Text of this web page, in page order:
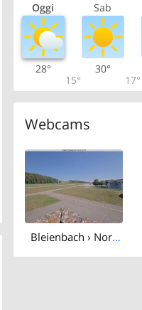
Oggi Sab
28°
15°
30°
17°
Webcams
Bleienbach › North-east: Airfield Langenthal